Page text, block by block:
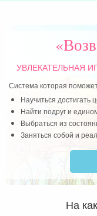
УВЛЕКАТЕЛЬНАЯ
Система которая
Научиться достигать
Найти подруг и
Выбраться из
Заняться собой и
На